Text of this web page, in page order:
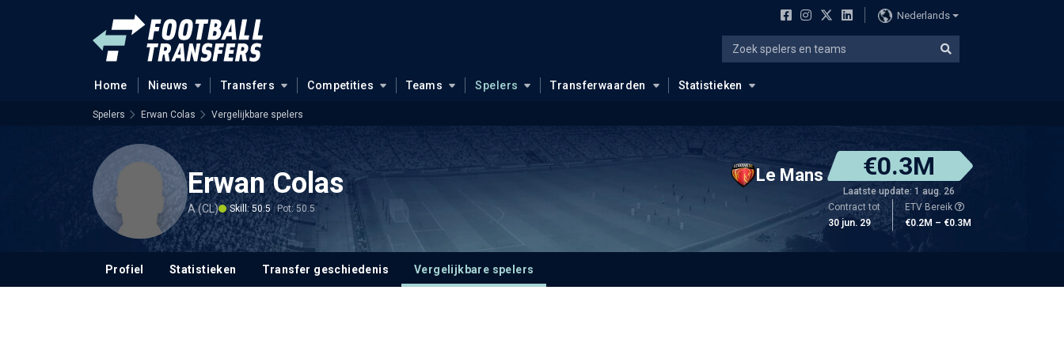
Nederlands
Home Nieuws Transfers Competities Teams Spelers Transferwaarden Statistieken
Spelers Erwan Colas Vergelijkbare spelers
Erwan Colas
A (CL) Skill: 50.5 Pot: 50.5
Le Mans €0.3M
Laatste update: 1 aug. 26
Contract tot
30 jun. 29
ETV Bereik
€0.2M – €0.3M
Profiel Statistieken Transfer geschiedenis Vergelijkbare spelers